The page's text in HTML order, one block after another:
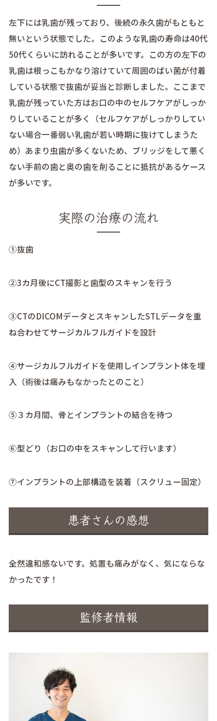
左下には乳歯が残っており、後続の永久歯がもともと
無いという状態でした。このような乳歯の寿命は40代
50代くらいに訪れることが多いです。この方の左下の
乳歯は根っこもかなり溶けていて周囲のばい菌が付着
している状態で抜歯が妥当と診断しました。ここまで
乳歯が残っていた方はお口の中のセルフケアがしっか
りしていることが多く（セルフケアがしっかりしてい
ない場合一番弱い乳歯が若い時期に抜けてしまうた
め）あまり虫歯が多くないため、ブリッジをして悪く
ない手前の歯と奥の歯を削ることに抵抗があるケース
が多いです。
実際の治療の流れ
①抜歯
②3カ月後にCT撮影と歯型のスキャンを行う
③CTのDICOMデータとスキャンしたSTLデータを重
ね合わせてサージカルフルガイドを設計
④サージカルフルガイドを使用しインプラント体を埋
入（術後は痛みもなかったとのこと）
⑤３カ月間、骨とインプラントの結合を待つ
⑥型どり（お口の中をスキャンして行います）
⑦インプラントの上部構造を装着（スクリュー固定）
患者さんの感想
全然違和感ないです。処置も痛みがなく、気にならな
かったです！
監修者情報